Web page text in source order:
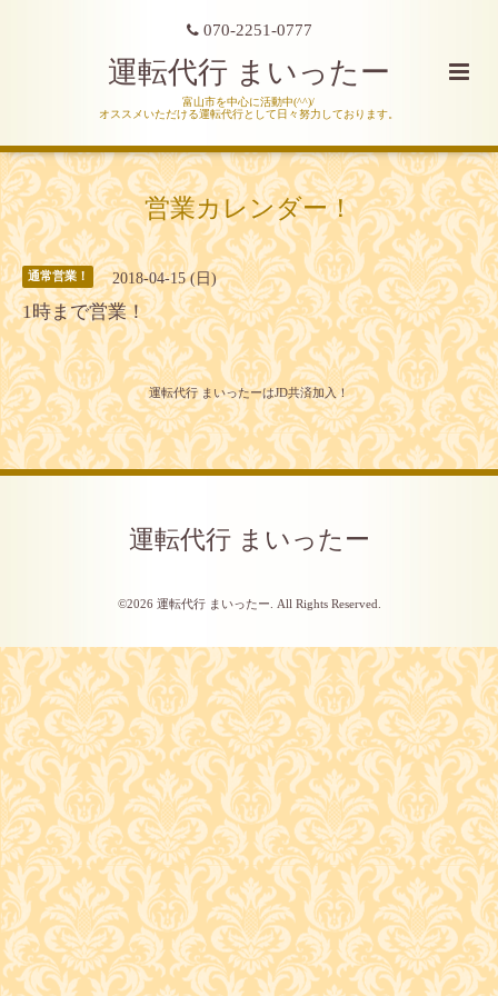
070-2251-0777
運転代行 まいったー
富山市を中心に活動中(^^)/
オススメいただける運転代行として日々努力しております。
営業カレンダー！
通常営業！ 2018-04-15 (日)
1時まで営業！
運転代行 まいったーはJD共済加入！
運転代行 まいったー
©2026 運転代行 まいったー . All Rights Reserved.